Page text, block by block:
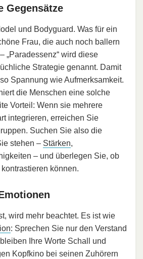
Gegensätze
und Bodyguard. Was für ein
Frau, die auch noch ballern
„Paradessenz“ wird diese
Strategie genannt. Damit
Spannung wie Aufmerksamkeit.
die Menschen eine solche
Vorteil: Wenn sie mehrere
integrieren, erreichen Sie
Suchen Sie also die
stehen – Stärken,
– und überlegen Sie, ob
können.
wird mehr beachtet. Es ist wie
: Sprechen Sie nur den Verstand
Ihre Worte Schall und
Kopfkino bei seinen Zuhörern